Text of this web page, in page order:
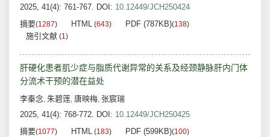
2025, 41(4): 761-767. DOI: 10.12449/JCH250424
摘要(1287) HTML (643) PDF (787KB)(138)
施引文献 (1)
肝硬化患者肌少症与脂质代谢异常的关系及经颈静脉肝内门体
分流术干预的潜在益处
李秦念, 朱碧莲, 唐映梅, 张宸瑞
2025, 41(4): 768-772. DOI: 10.12449/JCH250425
摘要(1077) HTML (183) PDF (599KB)(100)